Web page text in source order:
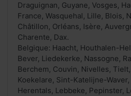
Draguignan, Guyane, Vosges,
France, Wasquehal, Lille, Blois,
Châtillon, Orléans, Isère,
Charente, Dax.
Belgique: Haacht, Houthalen-
Bever, Liedekerke, Nassogne,
Berchem, Couvin, Nivelles,
Koekelare, Sint-Katelijne-
Herentals, Lebbeke, Pepinster,